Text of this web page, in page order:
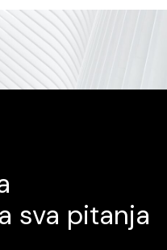
sva pitanja